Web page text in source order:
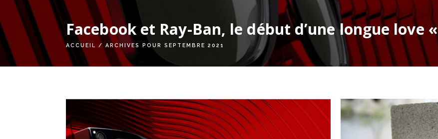
Facebook et Ray-Ban, le début d’une longue love
ACCUEIL / ARCHIVES POUR SEPTEMBRE 2021